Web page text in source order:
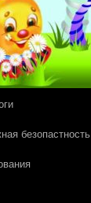
безопастность